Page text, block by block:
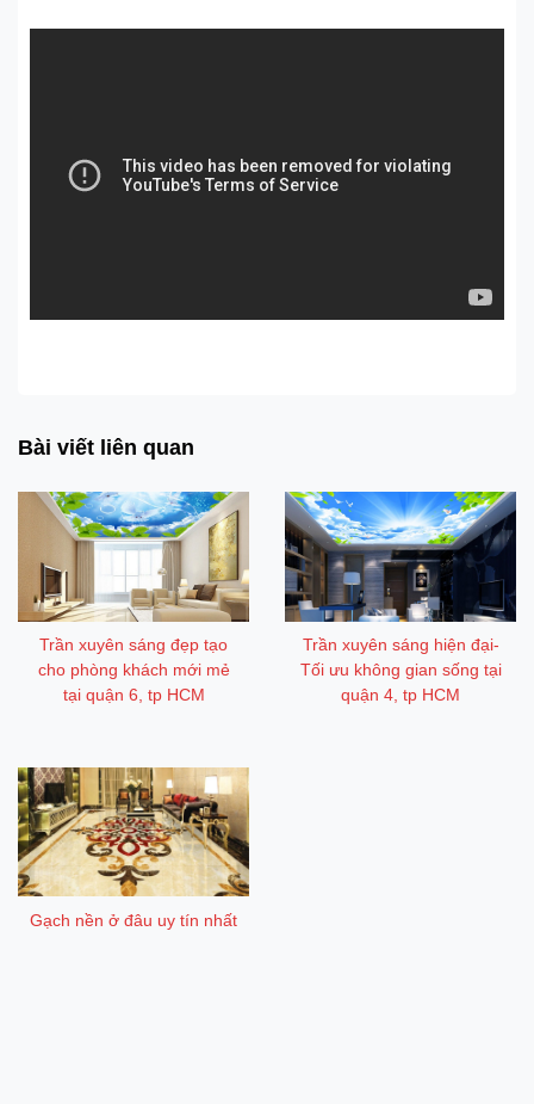
Bài viết liên quan
Trần xuyên sáng đẹp tạo
cho phòng khách mới mẻ
tại quận 6, tp HCM
Trần xuyên sáng hiện đại-
Tối ưu không gian sống tại
quận 4, tp HCM
Gạch nền ở đâu uy tín nhất